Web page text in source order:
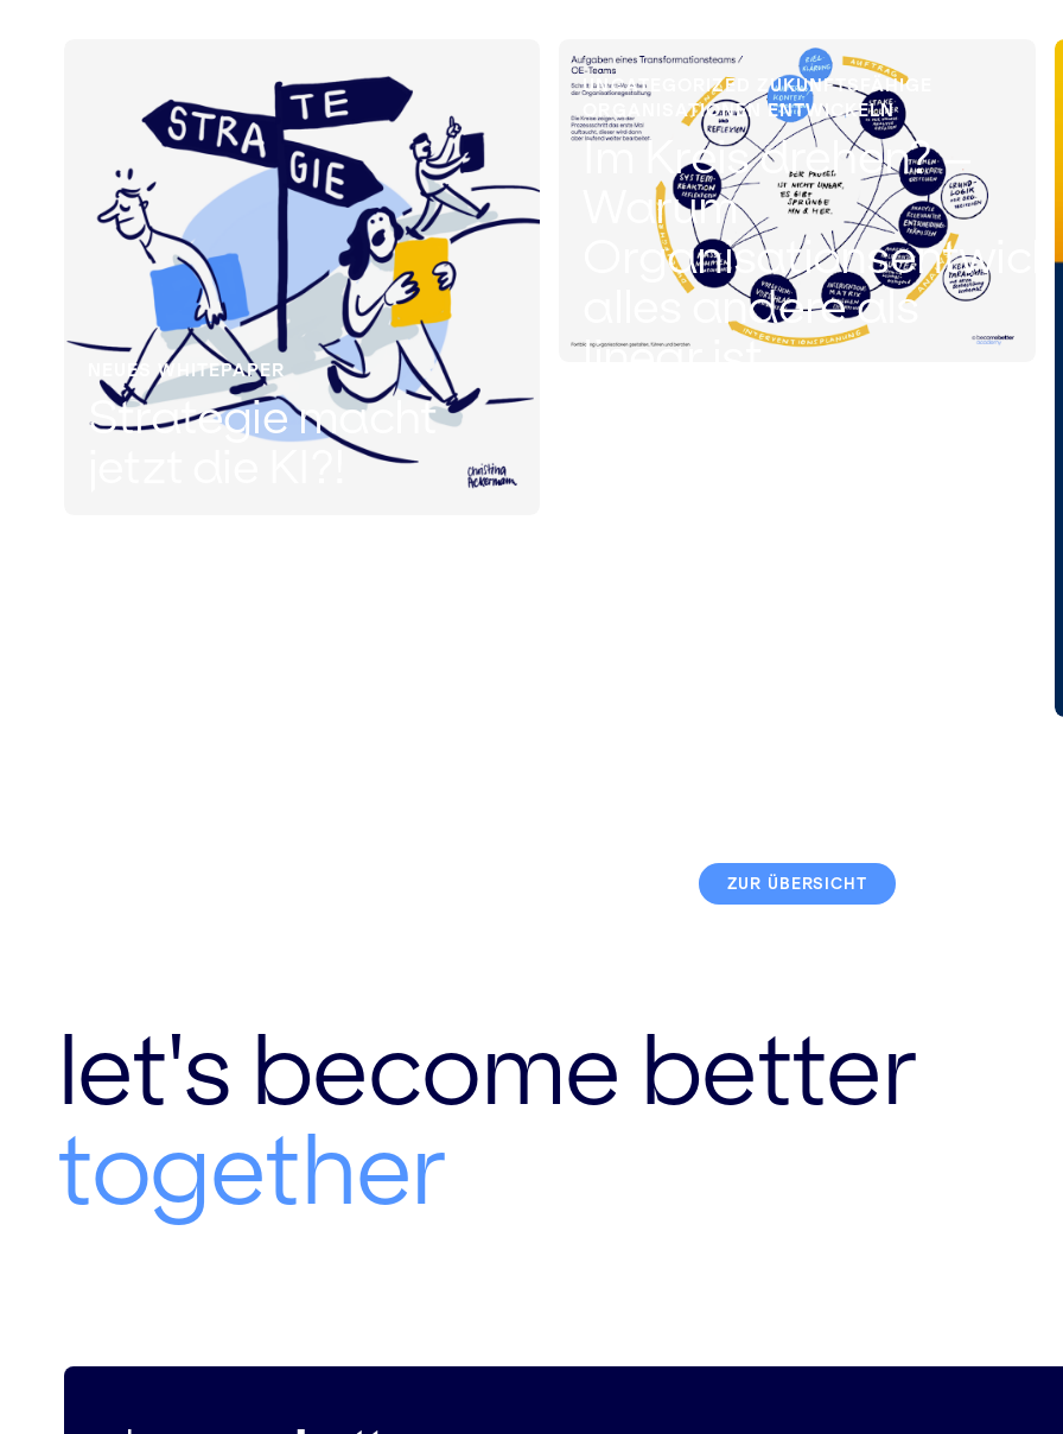
NEUES WHITEPAPER
Strategie macht
UNCATEGORIZED ZUKUNFTSFÄHIGE
ORGANISATIONEN ENTWICKELN
Im Kreis drehen? –
Warum
alles andere als
linear ist
ZUR ÜBERSICHT
let's become better
together